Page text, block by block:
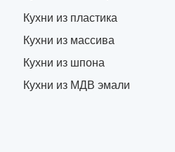
Кухни из пластика
Кухни из массива
Кухни из шпона
Кухни из МДВ эмали